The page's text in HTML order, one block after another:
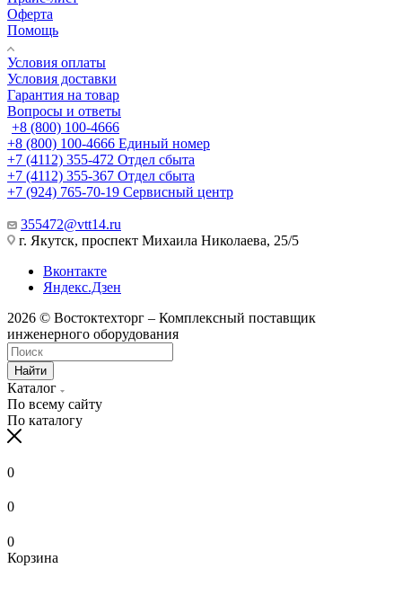
Оферта
Помощь
Условия оплаты
Условия доставки
Гарантия на товар
Вопросы и ответы
+8 (800) 100-4666
+8 (800) 100-4666 Единый номер
+7 (4112) 355-472 Отдел сбыта
+7 (4112) 355-367 Отдел сбыта
+7 (924) 765-70-19 Сервисный центр
355472@vtt14.ru
г. Якутск, проспект Михаила Николаева, 25/5
Вконтакте
Яндекс.Дзен
2026 © Востоктехторг – Комплексный поставщик
инженерного оборудования
Найти
Каталог
По всему сайту
По каталогу
0
0
0
Корзина